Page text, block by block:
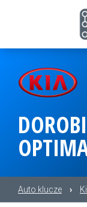
Auto klucze ›